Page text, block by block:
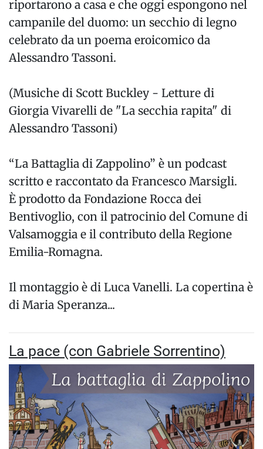
riportarono a casa e che oggi espongono nel
campanile del duomo: un secchio di legno
celebrato da un poema eroicomico da
Alessandro Tassoni.
(Musiche di Scott Buckley - Letture di
Giorgia Vivarelli de "La secchia rapita" di
Alessandro Tassoni)
“La Battaglia di Zappolino” è un podcast
scritto e raccontato da Francesco Marsigli.
È prodotto da Fondazione Rocca dei
Bentivoglio, con il patrocinio del Comune di
Valsamoggia e il contributo della Regione
Emilia-Romagna.
Il montaggio è di Luca Vanelli. La copertina è
di Maria Speranza...
La pace (con Gabriele Sorrentino)